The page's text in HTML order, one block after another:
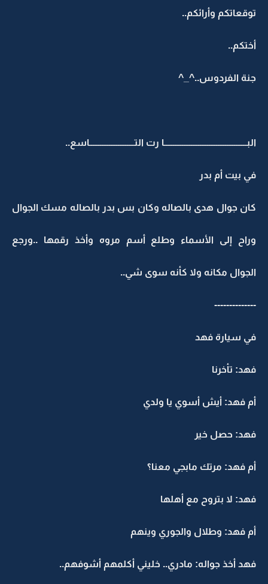
توقعاتكم وأرائكم..
أختكم..
جنة الفردوس..^_^
البــــــــــــــــــــــــــــــــــــــــــــــا رت التـــــــــــــــــــــــــاسع..
في بيت أم بدر
كان جوال هدى بالصاله وكان بس بدر بالصاله مسك الجوال
وراح إلى الأسماء وطلع أسم مروه وأخذ رقمها ..ورجع
الجوال مكانه ولا كأنه سوى شي..
--------------
في سيارة فهد
فهد: تأخرنا
أم فهد: أيش أسوي يا ولدي
فهد: حصل خير
أم فهد: مرتك مابجي معنا؟
فهد: لا بتروح مع أهلها
أم فهد: وطلال والجوري وينهم
فهد أخذ جواله: مادري.. خليني أكلمهم أشوفهم..